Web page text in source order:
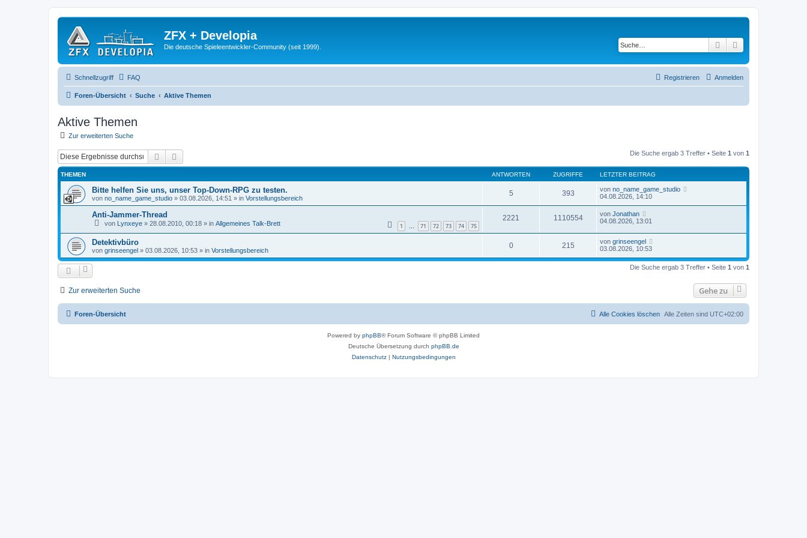
ZFX + Developia
Die deutsche Spieleentwickler-Community (seit 1999). Suche
Schnellzugriff FAQ Anmelden
Registrieren
Foren-Übersicht Suche Aktive Themen
Aktive Themen
Zur erweiterten Suche
Suche Die Suche ergab 3 Treffer • Seite 1 von 1
THEMEN ANTWORTEN ZUGRIFFE LETZTER BEITRAG
Bitte helfen Sie uns, unser Top-Down-RPG zu testen.
von no_name_game_studio » 03.08.2026, 14:51 » in Vorstellungsbereich
5 393 von no_name_game_studio
04.08.2026, 14:10
Anti-Jammer-Thread
von Lynxeye » 28.08.2010, 00:18 » in Allgemeines Talk-Brett 1 … 71 72 73 74 75
2221 1110554 von Jonathan
04.08.2026, 13:01
Detektivbüro
von grinseengel » 03.08.2026, 10:53 » in Vorstellungsbereich
0 215 von grinseengel
03.08.2026, 10:53
Die Suche ergab 3 Treffer • Seite 1 von 1
Zur erweiterten Suche Gehe zu
Foren-Übersicht Alle Zeiten sind UTC+02:00
Alle Cookies löschen
Powered by phpBB® Forum Software © phpBB Limited
Deutsche Übersetzung durch phpBB.de
Datenschutz| Nutzungsbedingungen